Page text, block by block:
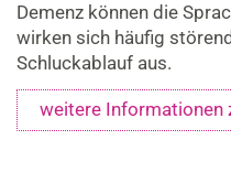
Demenz können die
wirken sich häufig
Schluckablauf aus.
weitere Informationen